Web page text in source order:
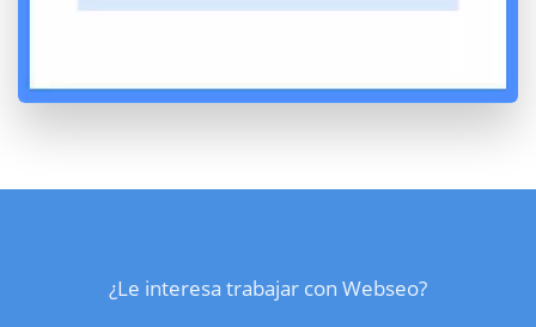
¿Le interesa trabajar con Webseo?